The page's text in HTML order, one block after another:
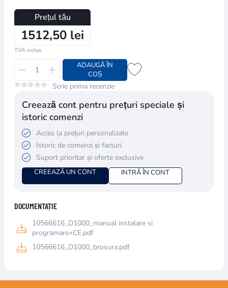
Prețul tău
1512,50 lei
TVA inclus
ADAUGĂ ÎN
COȘ
Scrie prima recenzie
Creează cont pentru prețuri speciale și
istoric comenzi
Acces la prețuri personalizate
Istoric de comenzi și facturi
Suport prioritar și oferte exclusive
CREEAZĂ UN CONT INTRĂ ÎN CONT
DOCUMENTAȚIE
10566616_D1000_manual instalare si
programare+CE.pdf
10566616_D1000_brosura.pdf